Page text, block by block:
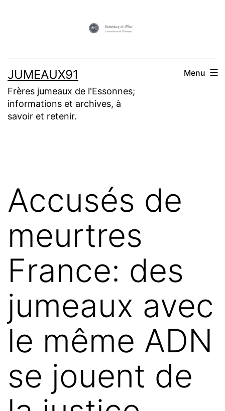
JUMEAUX91
Frères jumeaux de l'Essonnes;
informations et archives, à
savoir et retenir.
Menu
Accusés de
meurtres
France: des
jumeaux avec
le même ADN
se jouent de